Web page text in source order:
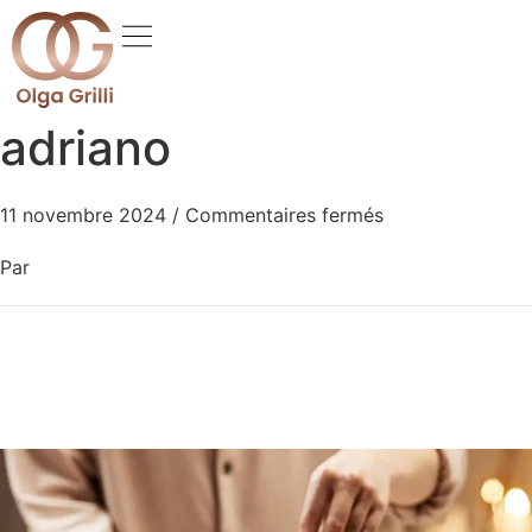
adriano
11 novembre 2024 / Commentaires fermés
Par